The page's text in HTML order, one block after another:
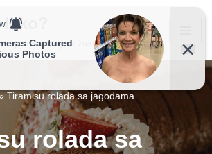
ka jednostavnijem životu!
Tiramisu rolada sa jagodama
rolada sa